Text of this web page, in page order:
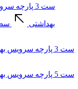
ست 3 پارچه سرویس بهداشتی
بهداشتی
ست 3 پارچه سرویس بهداشتی
ست 5 پارچه سرویس بهداشتی